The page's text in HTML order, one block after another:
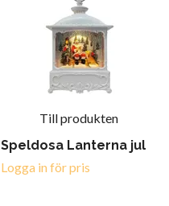
Till produkten
Speldosa Lanterna jul
Logga in för pris